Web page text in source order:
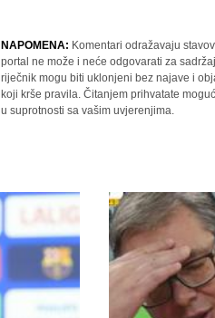
NAPOMENA: Komentari odražavaju
portal ne može i neće odgovarati za
riječnik mogu biti uklonjeni bez najave i
koji krše pravila. Čitanjem prihvatate
u suprotnosti sa vašim uvjerenjima.